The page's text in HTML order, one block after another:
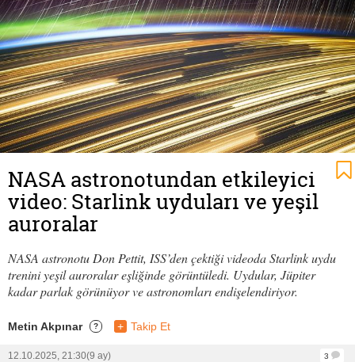
NASA astronotundan etkileyici
video: Starlink uyduları ve yeşil
auroralar
NASA astronotu Don Pettit, ISS’den çektiği videoda Starlink uydu
trenini yeşil auroralar eşliğinde görüntüledi. Uydular, Jüpiter
kadar parlak görünüyor ve astronomları endişelendiriyor.
Metin Akpınar ? + Takip Et
12.10.2025, 21:30(9 ay)
3